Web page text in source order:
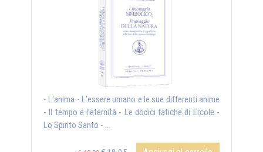
- L'anima - L'essere umano e le sue differenti anime
- Il tempo e l'eternità - Le dodici fatiche di Ercole -
Lo Spirito Santo - ...